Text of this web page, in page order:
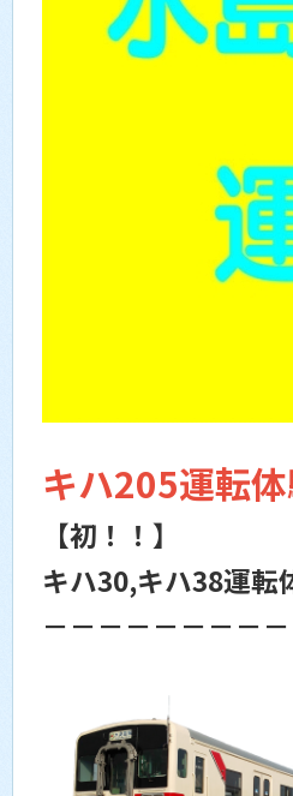
キハ205運転
【初！！】
キハ30,キハ38運転
－－－－－－－－